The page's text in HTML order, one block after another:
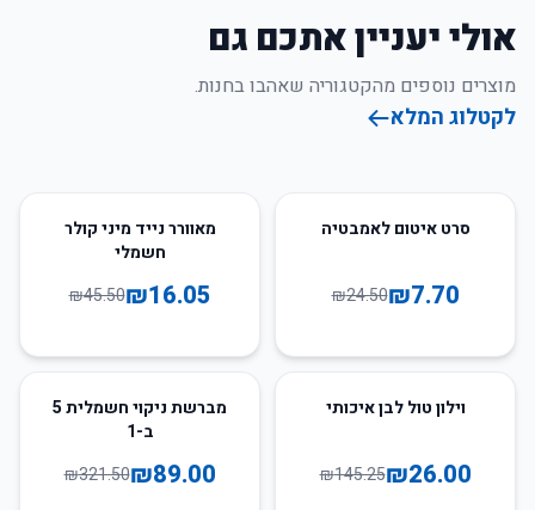
אולי יעניין אתכם גם
מוצרים נוספים מהקטגוריה שאהבו בחנות.
לקטלוג המלא
69סרט איטום לאמבטיה
₪7.70
₪24.50
65מאוורר נייד מיני קולר
חשמלי
₪16.05
₪45.50
וילון טול לבן איכותי
₪26.00
₪145.25
72
מברשת ניקוי חשמלית 5
ב-1
₪89.00
₪321.50